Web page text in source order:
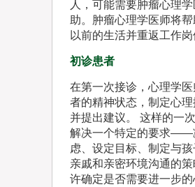
人，可能需要肿瘤心理
助。肿瘤心理学医师将帮
以前的生活并重返工作岗
初诊患者
在第一次接诊，心理学
者的精神状态，制定心理
并提出建议。 这样的一
解决一个特定的要求——
虑、设定目标、制定与
亲戚和亲密环境沟通的
许确定是否需要进一步